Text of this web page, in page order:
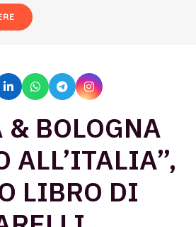
& BOLOGNA
ALL’ITALIA”,
LIBRO DI